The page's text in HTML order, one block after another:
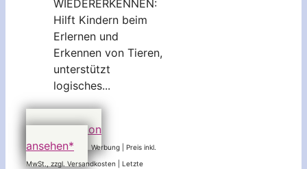
WIEDERERKENNEN:
Hilft Kindern beim
Erlernen und
Erkennen von Tieren,
unterstützt
logisches...
9,44 EUR
bei Amazon
ansehen*
Werbung | Preis inkl.
MwSt., zzgl. Versandkosten | Letzte